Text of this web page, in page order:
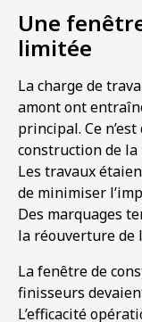
Une
limitée
La charge de
amont ont
principal. Ce
construction de la
Les travaux
de minimiser
Des marquages
la réouverture de
La fenêtre de
finisseurs
L’efficacité